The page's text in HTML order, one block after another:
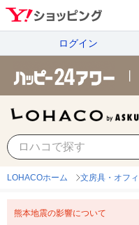
ログイン
LOHACOホーム 文房具・オフ
熊本地震の影響について